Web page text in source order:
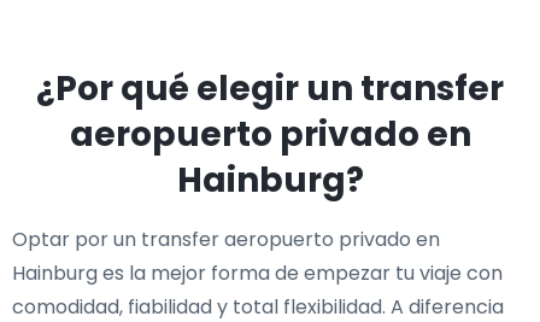
¿Por qué elegir un transfer
aeropuerto privado en
Hainburg?
Optar por un transfer aeropuerto privado en
Hainburg es la mejor forma de empezar tu viaje con
comodidad, fiabilidad y total flexibilidad. A diferencia